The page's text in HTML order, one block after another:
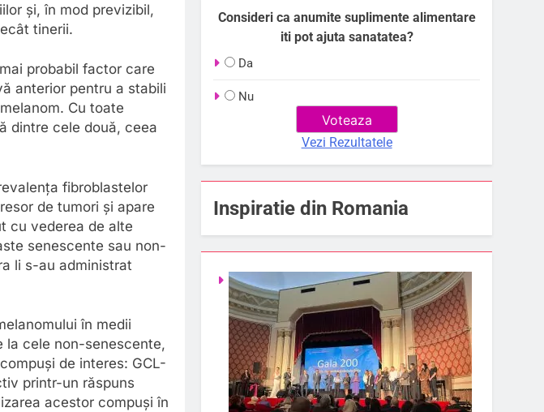
și, în mod previzibil,
tinerii.
probabil factor care
anterior pentru a stabili
Cu toate
dintre cele două, ceea
fibroblastelor
de tumori și apare
cu vederea de alte
senescente sau non-
li s-au administrat
în medii
la cele non-senescente,
de interes: GCL-
printr-un răspuns
acestor compuși în
Consideri ca anumite suplimente alimentare
iti pot ajuta sanatatea?
Da
Nu
Vezi Rezultatele
Inspiratie din Romania